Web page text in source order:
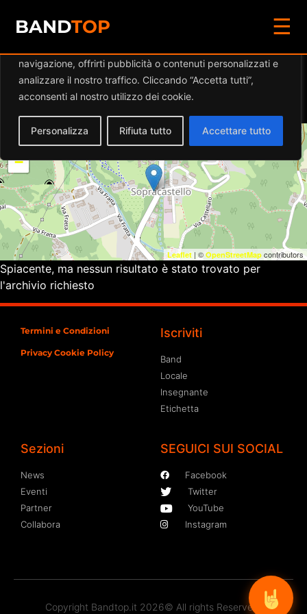
Diamo valore alla tua privacy
navigazione, offrirti pubblicità o contenuti personalizzati e
analizzare il nostro traffico. Cliccando “Accetta tutti”,
acconsenti al nostro utilizzo dei cookie.
Personalizza Rifiuta tutto Accettare tutto
BANDTOP
☰
Eventi aSPAZIO
SCUDERIA
+
−
Leaflet | ©OpenStreetMap contributors
Spiacente, ma nessun risultato è stato trovato per
l'archivio richiesto
Termini e Condizioni
Privacy Cookie Policy
Iscriviti
Band
Locale
Insegnante
Etichetta
Sezioni
News
Eventi
Partner
Collabora
SEGUICI SUI SOCIAL
Facebook
Twitter
YouTube
Instagram
Copyright Bandtop.it 2026© All rights Reserved.